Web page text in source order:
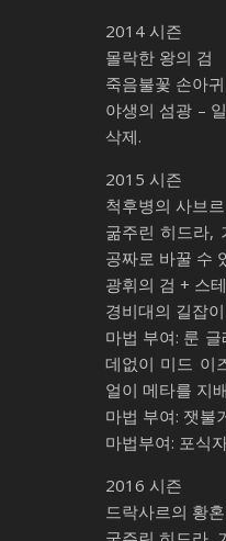
2014 시즌
몰락한 왕의 검
죽음불꽃 손아귀
야생의 섬광 –
삭제.
2015 시즌
척후병의 사브르
굶주린 히드라,
공짜로 바꿀 수
광휘의 검 + 스
경비대의 길잡이
마법 부여: 룬
데없이 미드 이
얼이 메타를 지
마법 부여: 잿불
마법부여: 포식
2016 시즌
드락사르의 황